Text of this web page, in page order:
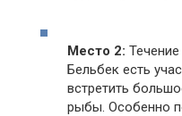
Место 2:
Бельбек есть
встретить
рыбы. Особенно